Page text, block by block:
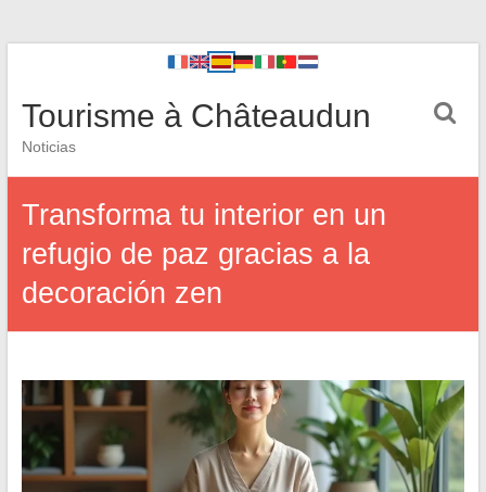
Tourisme à Châteaudun
Noticias
Transforma tu interior en un
refugio de paz gracias a la
decoración zen